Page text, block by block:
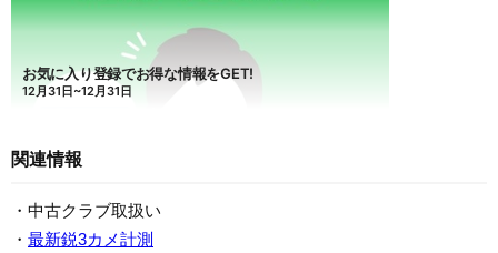
関連情報
・中古クラブ取扱い
・ 最新鋭3カメ計測